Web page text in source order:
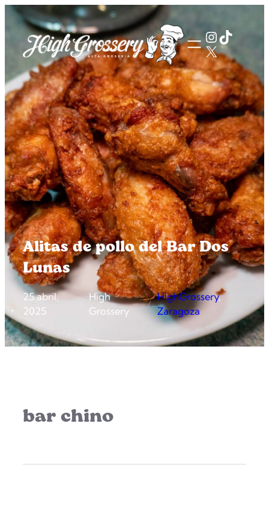
Saltar
contenido
TikTok
X
Alitas de pollo del Bar Dos
Lunas
25 abril,
2025
High
Grossery
/
HighGrossery ,
Zaragoza
bar chino